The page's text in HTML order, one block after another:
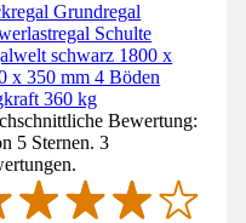
Grundregal
Schulte
schwarz 1800 x
x 350 mm 4 Böden
360 kg
Bewertung:
5 Sternen. 3